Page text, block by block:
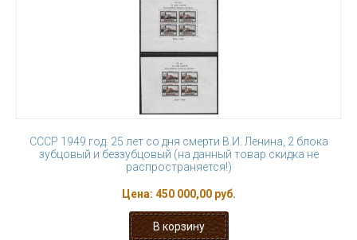
СССР 1949 год. 25 лет со дня смерти В.И. Ленина, 2 блока
зубцовый и беззубцовый (на данный товар скидка не
распространяется!)
Цена: 450 000,00 руб.